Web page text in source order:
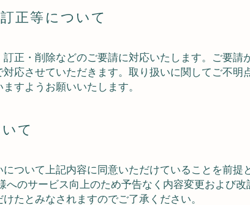
正等について
正・削除などのご要請に対応いたします。ご要請
応させていただきます。取り扱いに関してご不明
すようお願いいたします。
て
ついて上記内容に同意いただけていることを前提
へのサービス向上のため予告なく内容変更および改
たとみなされますのでご了承ください。